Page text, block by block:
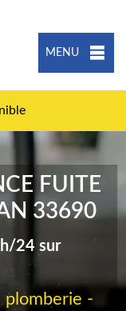
MENU
FUITE
33690
24 sur
-